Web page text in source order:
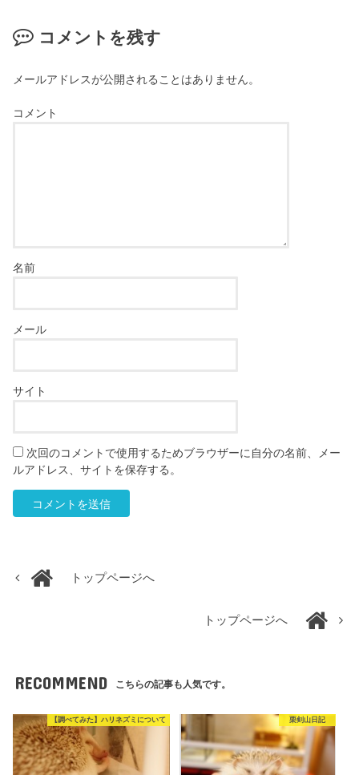
コメントを残す
メールアドレスが公開されることはありません。
コメント
名前
メール
サイト
次回のコメントで使用するためブラウザーに自分の名前、メー
ルアドレス、サイトを保存する。
トップページへ
トップページへ
RECOMMEND こちらの記事も人気です。
【調べてみた】ハリネズミについて 栗剣山日記